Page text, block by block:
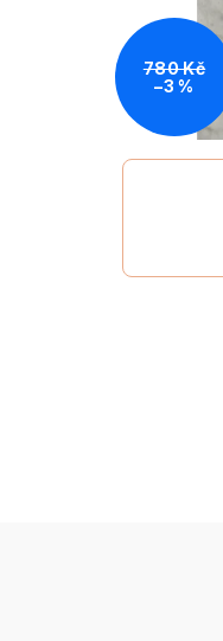
780 Kč
–3 %